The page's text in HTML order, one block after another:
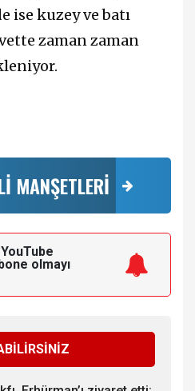
ise kuzey ve batı
zaman zaman
MANŞETLERİ
olmayı